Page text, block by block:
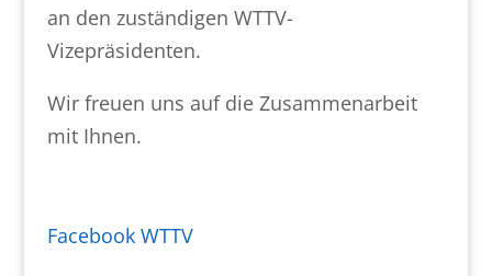
an den zuständigen WTTV-
Vizepräsidenten.
Wir freuen uns auf die Zusammenarbeit
mit Ihnen.
Facebook WTTV